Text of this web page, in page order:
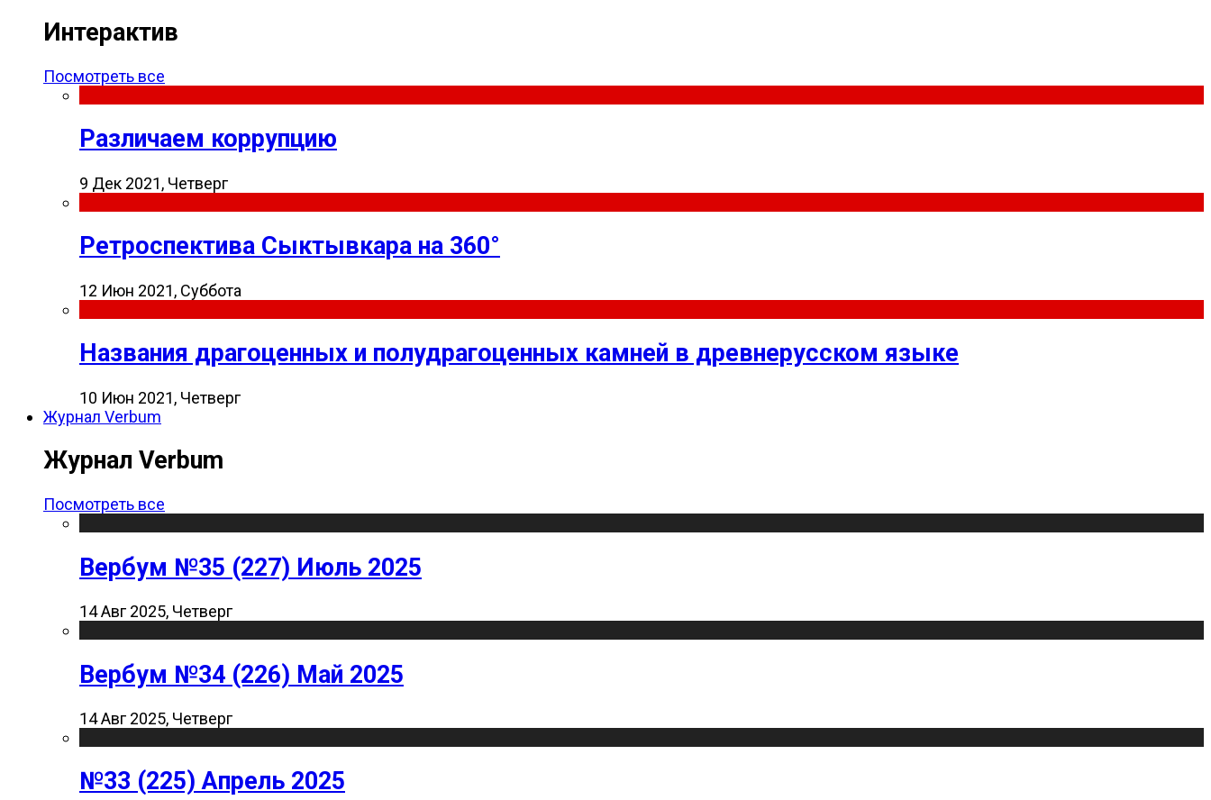
Интерактив
Посмотреть все
Различаем коррупцию
9 Дек 2021, Четверг
Ретроспектива Сыктывкара на 360°
12 Июн 2021, Суббота
Названия драгоценных и полудрагоценных камней в древнерусском языке
10 Июн 2021, Четверг
Журнал Verbum
Журнал Verbum
Посмотреть все
Вербум №35 (227) Июль 2025
14 Авг 2025, Четверг
Вербум №34 (226) Май 2025
14 Авг 2025, Четверг
№33 (225) Апрель 2025